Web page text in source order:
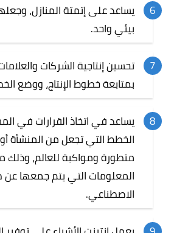
يساعد على إتمتة المنازل،
بيئي واحد.
تحسين إنتاجية الشركات
بمتابعة خطوط الإنتاج، ووضع
يساعد في اتخاذ القرارات في
الخطط التي تجعل من المنشأة
متطورة ومواكبة للعالم،
المعلومات التي يتم جمعها عن
الاصطناعي.